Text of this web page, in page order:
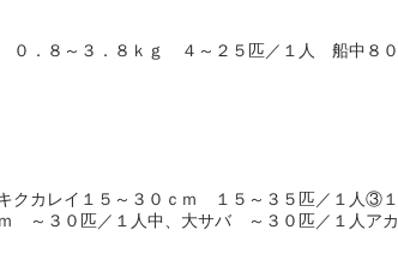
．８～３．８ｋｇ ４～２５匹／１人 船中８０
クカレイ１５～３０ｃｍ １５～３５匹／１人③１
～３０匹／１人中、大サバ ～３０匹／１人アカ